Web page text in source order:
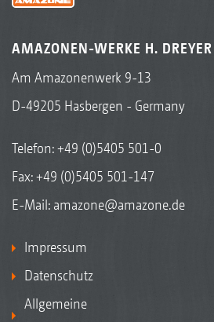
AMAZONEN-WERKE H.
Am Amazonenwerk 9-13
D-49205 Hasbergen - Germany
Telefon:+49 (0)5405 501-0
Fax: +49 (0)5405 501-147
E-Mail: amazone@amazone.de
Impressum
Datenschutz
Allgemeine